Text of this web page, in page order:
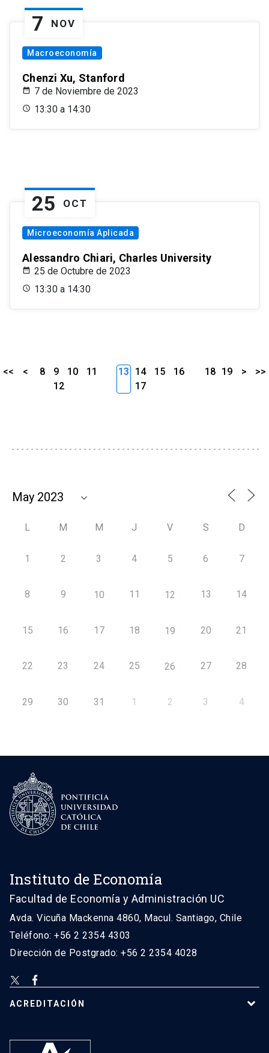
7 NOV
Macroeconomía
Chenzi Xu, Stanford
7 de Noviembre de 2023
13:30 a 14:30
25 OCT
Microeconomía Aplicada
Alessandro Chiari, Charles University
25 de Octubre de 2023
13:30 a 14:30
<< < 8 9 10
11
12
13 14 15
16
17
18 19 > >>
L M M J V S D
1 2 3 4 5 6 7
8 9 10 11 12 13 14
15 16 17 18 19 20 21
22 23 24 25 26 27 28
29 30 31 1 2 3 4
Instituto de Economía
Facultad de Economía y Administración UC
Avda. Vicuña Mackenna 4860, Macul. Santiago, Chile
Teléfono: +56 2 2354 4303
Dirección de Postgrado: +56 2 2354 4028
ACREDITACIÓN